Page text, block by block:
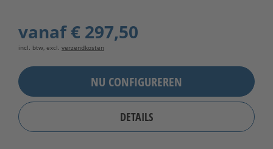
vanaf€ 297,50
incl. btw, excl. verzendkosten
NU CONFIGUREREN
DETAILS